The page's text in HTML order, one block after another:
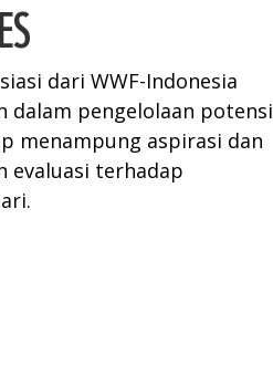
dari WWF-Indonesia
dalam pengelolaan potensi
menampung aspirasi dan
evaluasi terhadap